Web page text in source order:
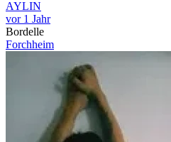
AYLIN
vor 1 Jahr
Bordelle
Forchheim